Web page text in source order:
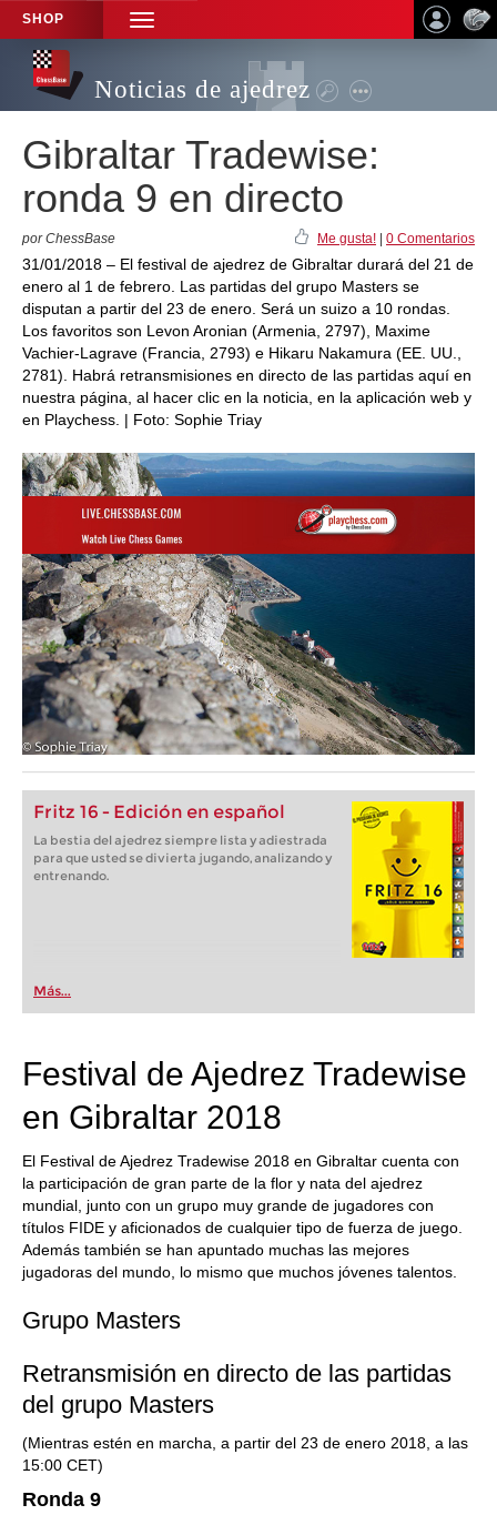
SHOP
TOGGLE
NAVIGATION
Noticias de ajedrez
Gibraltar Tradewise:
ronda 9 en directo
por ChessBase Me gusta! 0 Comentarios
31/01/2018 – El festival de ajedrez de Gibraltar durará del 21 de
enero al 1 de febrero. Las partidas del grupo Masters se
disputan a partir del 23 de enero. Será un suizo a 10 rondas.
Los favoritos son Levon Aronian (Armenia, 2797), Maxime
Vachier-Lagrave (Francia, 2793) e Hikaru Nakamura (EE. UU.,
2781). Habrá retransmisiones en directo de las partidas aquí en
nuestra página, al hacer clic en la noticia, en la aplicación web y
en Playchess. | Foto: Sophie Triay
Fritz 16 - Edición en español
La bestia del ajedrez siempre lista y adiestrada
para que usted se divierta jugando, analizando y
entrenando.
Más...
Festival de Ajedrez Tradewise
en Gibraltar 2018
El Festival de Ajedrez Tradewise 2018 en Gibraltar cuenta con
la participación de gran parte de la flor y nata del ajedrez
mundial, junto con un grupo muy grande de jugadores con
títulos FIDE y aficionados de cualquier tipo de fuerza de juego.
Además también se han apuntado muchas las mejores
jugadoras del mundo, lo mismo que muchos jóvenes talentos.
Grupo Masters
Retransmisión en directo de las partidas
del grupo Masters
(Mientras estén en marcha, a partir del 23 de enero 2018, a las
15:00 CET)
Ronda 9